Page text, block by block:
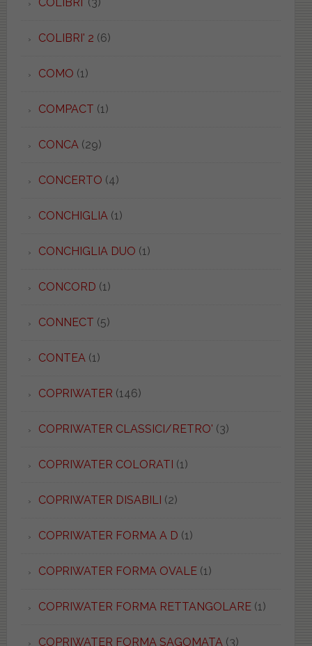
COLIBRI' 2 (6)
COMO (1)
COMPACT (1)
CONCA (29)
CONCERTO (4)
CONCHIGLIA (1)
CONCHIGLIA DUO (1)
CONCORD (1)
CONNECT (5)
CONTEA (1)
COPRIWATER (146)
COPRIWATER CLASSICI/RETRO' (3)
COPRIWATER COLORATI (1)
COPRIWATER DISABILI (2)
COPRIWATER FORMA A D (1)
COPRIWATER FORMA OVALE(1)
COPRIWATER FORMA RETTANGOLARE(1)
COPRIWATER FORMA SAGOMATA (3)